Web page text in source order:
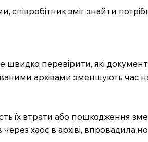
зміг знайти
швидко перевірити, які
архівами зменшують час
їх втрати або пошкодження
хаос в архіві, впровадила